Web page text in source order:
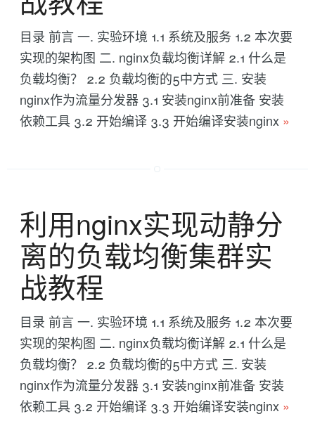
目录 前言 一. 实验环境 1.1 系统及服务 1.2 本次要
实现的架构图 二. nginx负载均衡详解 2.1 什么是
负载均衡？ 2.2 负载均衡的5中方式 三. 安装
nginx作为流量分发器 3.1 安装nginx前准备 安装
依赖工具 3.2 开始编译 3.3 开始编译安装nginx »
利用nginx实现动静分
离的负载均衡集群实
战教程
目录 前言 一. 实验环境 1.1 系统及服务 1.2 本次要
实现的架构图 二. nginx负载均衡详解 2.1 什么是
负载均衡？ 2.2 负载均衡的5中方式 三. 安装
nginx作为流量分发器 3.1 安装nginx前准备 安装
依赖工具 3.2 开始编译 3.3 开始编译安装nginx »